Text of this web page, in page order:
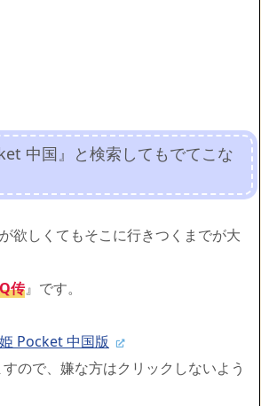
中国』と検索してもでてこな
欲しくてもそこに行きつくまでが大
传』です。
Pocket 中国版
ので、嫌な方はクリックしないよう